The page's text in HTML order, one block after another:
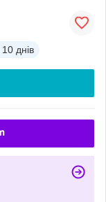
10 днів